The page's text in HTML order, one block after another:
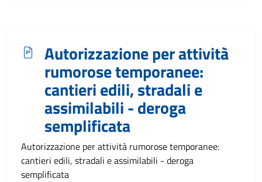
Autorizzazione per attività
rumorose temporanee:
cantieri edili, stradali e
assimilabili - deroga
semplificata
Autorizzazione per attività rumorose temporanee:
cantieri edili, stradali e assimilabili - deroga
semplificata